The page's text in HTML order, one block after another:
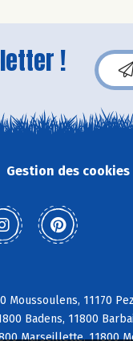
!
Gestion des cookies
Moussoulens, 11170
Badens, 11800
Marseillette, 11800